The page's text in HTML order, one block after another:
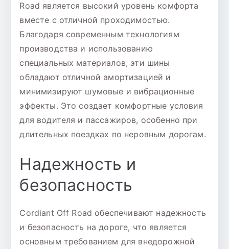
Road является высокий уровень комфорта
вместе с отличной проходимостью.
Благодаря современным технологиям
производства и использованию
специальных материалов, эти шины
обладают отличной амортизацией и
минимизируют шумовые и вибрационные
эффекты. Это создает комфортные условия
для водителя и пассажиров, особенно при
длительных поездках по неровным дорогам.
Надежность и
безопасность
Cordiant Off Road обеспечивают надежность
и безопасность на дороге, что является
основным требованием для внедорожной